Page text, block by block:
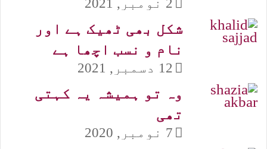
2 نومبر, 2021
شکل بھی ٹھیک ہے اور
نام و نسب اچھا ہے
12 دسمبر, 2021
وہ تو ہمیشہ یہ کہتی
تھی
7 نومبر, 2020